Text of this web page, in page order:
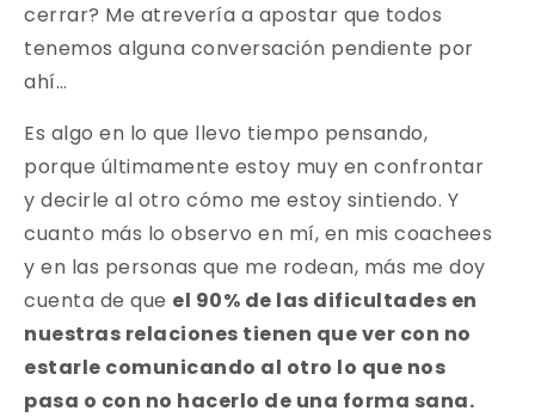
cerrar? Me atrevería a apostar que todos
tenemos alguna conversación pendiente por
ahí…
Es algo en lo que llevo tiempo pensando,
porque últimamente estoy muy en confrontar
y decirle al otro cómo me estoy sintiendo. Y
cuanto más lo observo en mí, en mis coachees
y en las personas que me rodean, más me doy
cuenta de que el 90% de las dificultades en
nuestras relaciones tienen que ver con no
estarle comunicando al otro lo que nos
pasa o con no hacerlo de una forma sana.